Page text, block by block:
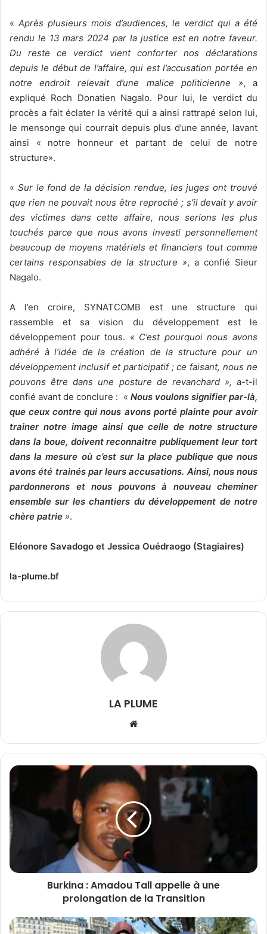
« Après plusieurs mois d’audiences, le verdict qui a été
rendu le 13 mars 2024 par la justice est en notre faveur.
Du reste ce verdict vient conforter nos déclarations
depuis le début de l’affaire, qui est l’accusation portée en
notre endroit relevait d’une malice politicienne », a
expliqué Roch Donatien Nagalo. Pour lui, le verdict du
procès a fait éclater la vérité qui a ainsi rattrapé selon lui,
le mensonge qui courrait depuis plus d’une année, lavant
ainsi « notre honneur et partant de celui de notre
structure».
« Sur le fond de la décision rendue, les juges ont trouvé
que rien ne pouvait nous être reproché ; s’il devait y avoir
des victimes dans cette affaire, nous serions les plus
touchés parce que nous avons investi personnellement
beaucoup de moyens matériels et financiers tout comme
certains responsables de la structure », a confié Sieur
Nagalo.
A l’en croire, SYNATCOMB est une structure qui
rassemble et sa vision du développement est le
développement pour tous. « C’est pourquoi nous avons
adhéré à l’idée de la création de la structure pour un
développement inclusif et participatif ; ce faisant, nous ne
pouvons être dans une posture de revanchard », a-t-il
confié avant de conclure : « Nous voulons signifier par-là,
que ceux contre qui nous avons porté plainte pour avoir
trainer notre image ainsi que celle de notre structure
dans la boue, doivent reconnaitre publiquement leur tort
dans la mesure où c’est sur la place publique que nous
avons été trainés par leurs accusations. Ainsi, nous nous
pardonnerons et nous pouvons à nouveau cheminer
ensemble sur les chantiers du développement de notre
chère patrie ».
Eléonore Savadogo et Jessica Ouédraogo (Stagiaires)
la-plume.bf
LA PLUME
te
B
k
i
n
a
A
o
Burkina : Amadou Tall appelle à une
prolongation de la Transition
D